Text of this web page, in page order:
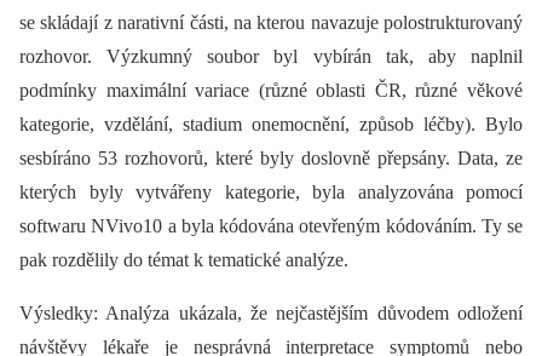
se skládají z narativní části, na kterou navazuje polostrukturovaný
rozhovor. Výzkumný soubor byl vybírán tak, aby naplnil
podmínky maximální variace (různé oblasti ČR, různé věkové
kategorie, vzdělání, stadium onemocnění, způsob léčby). Bylo
sesbíráno 53 rozhovorů, které byly doslovně přepsány. Data, ze
kterých byly vytvářeny kategorie, byla analyzována pomocí
softwaru NVivo10 a byla kódována otevřeným kódováním. Ty se
pak rozdělily do témat k tematické analýze.
Výsledky: Analýza ukázala, že nejčastějším důvodem odložení
návštěvy lékaře je nesprávná interpretace symptomů nebo